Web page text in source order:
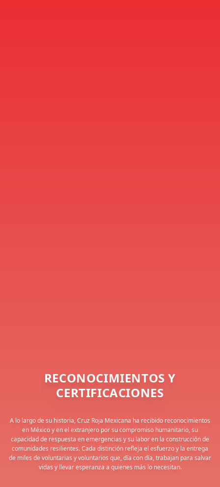
RECONOCIMIENTOS Y
CERTIFICACIONES
A lo largo de su historia, Cruz Roja Mexicana ha recibido reconocimientos
en México y en el extranjero por su compromiso humanitario, su
capacidad de respuesta en emergencias y su labor en la construcción de
comunidades resilientes. Cada distinción refleja el esfuerzo y la entrega
de miles de voluntarias y voluntarios que, día con día, trabajan para salvar
vidas y llevar esperanza a quienes más lo necesitan.